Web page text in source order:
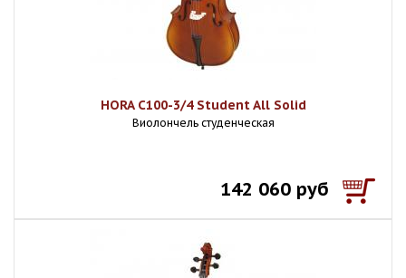
HORA C100-3/4 Student All Solid
Виолончель студенческая
142 060 руб